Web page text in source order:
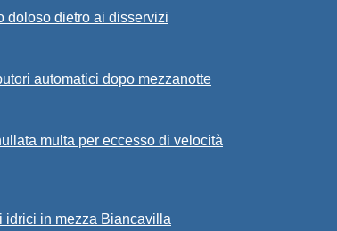
doloso dietro ai disservizi
automatici dopo mezzanotte
multa per eccesso di velocità
idrici in mezza Biancavilla